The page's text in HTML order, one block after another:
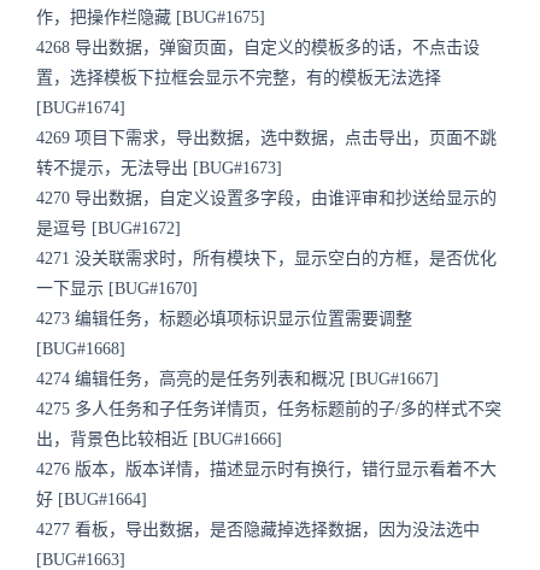
作，把操作栏隐藏 [BUG#1675]
4268 导出数据，弹窗页面，自定义的模板多的话，不点击设
置，选择模板下拉框会显示不完整，有的模板无法选择
[BUG#1674]
4269 项目下需求，导出数据，选中数据，点击导出，页面不跳
转不提示，无法导出 [BUG#1673]
4270 导出数据，自定义设置多字段，由谁评审和抄送给显示的
是逗号 [BUG#1672]
4271 没关联需求时，所有模块下，显示空白的方框，是否优化
一下显示 [BUG#1670]
4273 编辑任务，标题必填项标识显示位置需要调整
[BUG#1668]
4274 编辑任务，高亮的是任务列表和概况 [BUG#1667]
4275 多人任务和子任务详情页，任务标题前的子/多的样式不突
出，背景色比较相近 [BUG#1666]
4276 版本，版本详情，描述显示时有换行，错行显示看着不大
好 [BUG#1664]
4277 看板，导出数据，是否隐藏掉选择数据，因为没法选中
[BUG#1663]